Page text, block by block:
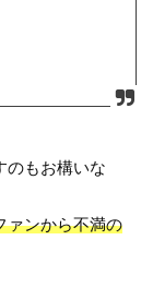
のもお構いな
ァンから不満の